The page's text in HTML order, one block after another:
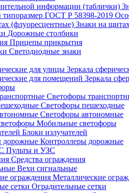
Знаки на
Дорожные столбики
Прицепы прикрытия
Светодиодные знаки
Зеркала
Зеркала
Светофоры
Светофоры пешеходные
Светофоры автономные
Мобильные светофоры
Блоки излучателей
Контроллеры дорожные
Пульты и УЗС
Средства ограждения
Вехи сигнальные
Металлические
Оградительные сетки